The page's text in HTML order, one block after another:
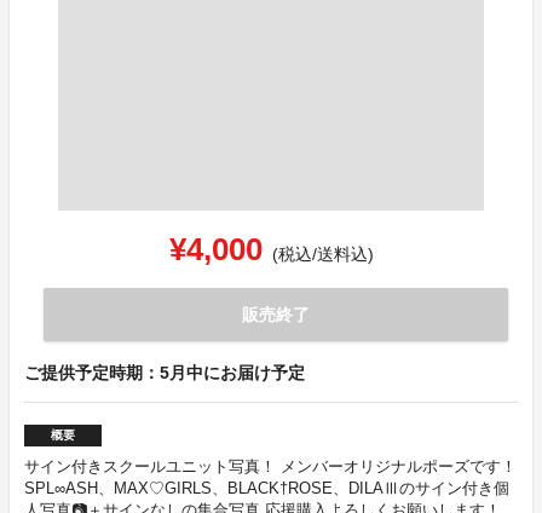
¥4,000 (税込/送料込)
販売終了
ご提供予定時期：5月中にお届け予定
概要
サイン付きスクールユニット写真！ メンバーオリジナルポーズです！
SPL∞ASH、MAX♡GIRLS、BLACK†ROSE、DILAⅢのサイン付き個